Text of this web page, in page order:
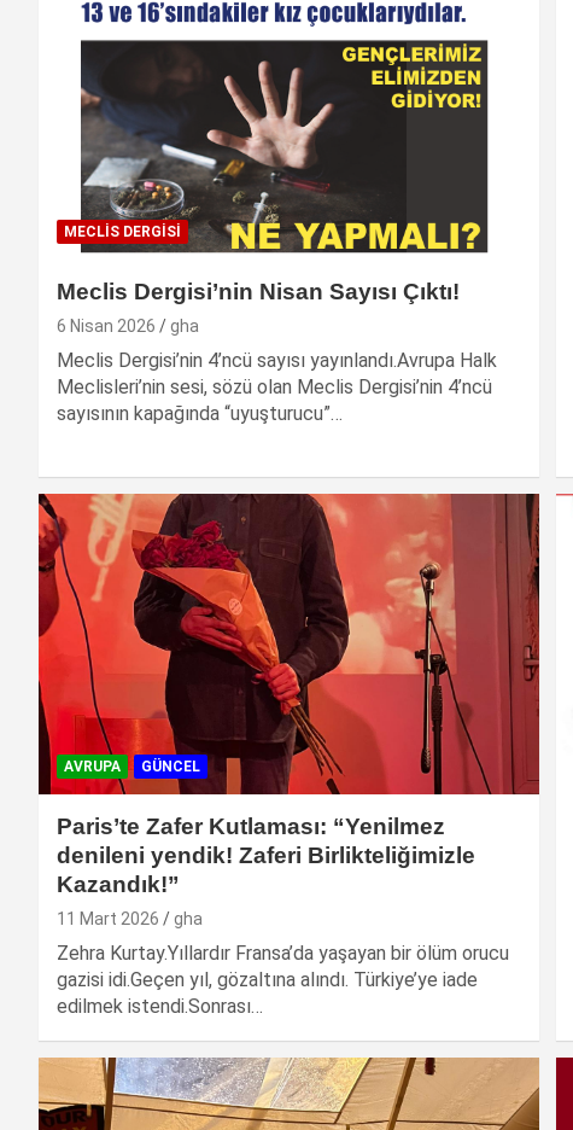
MECLIS DERGISI
Meclis Dergisi’nin Nisan Sayısı Çıktı!
6 Nisan 2026 gha
Meclis Dergisi’nin 4’ncü sayısı yayınlandı.Avrupa Halk
Meclisleri’nin sesi, sözü olan Meclis Dergisi’nin 4’ncü
sayısının kapağında “uyuşturucu”…
AVRUPA GÜNCEL
Paris’te Zafer Kutlaması: “Yenilmez
denileni yendik! Zaferi Birlikteliğimizle
Kazandık!”
11 Mart 2026 gha
Zehra Kurtay.Yıllardır Fransa’da yaşayan bir ölüm orucu
gazisi idi.Geçen yıl, gözaltına alındı. Türkiye’ye iade
edilmek istendi.Sonrası…